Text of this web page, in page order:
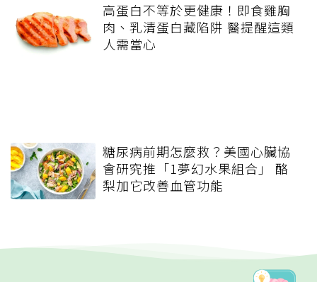
高蛋白不等於更健康！即食雞胸
肉、乳清蛋白藏陷阱 醫提醒這類
人需當心
糖尿病前期怎麼救？美國心臟協
會研究推「1夢幻水果組合」 酪
梨加它改善血管功能